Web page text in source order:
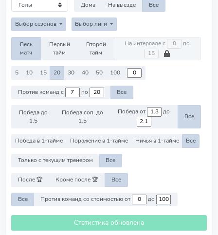
Дома На выезде Все
Выбор сезонов Выбор лиги
Весь
матч
Первый
тайм
Второй
тайм
На интервале с по
5 10 15 20 30 40 50 100
Против команд с по Все
Победа до
1.5
Победа соп. до
1.5
Победа от до
Все
Победа в 1-тайме Поражение в 1-тайме Ничья в 1-тайме Все
Только с текущим тренером Все
После 🏆 Кроме после 🏆 Все
Все Против команд со стоимостью от до
Статистика обновлена